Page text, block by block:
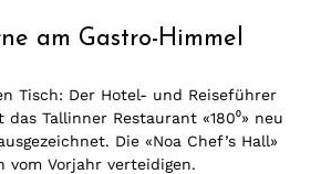
am Gastro-Himmel
Tisch: Der Hotel- und Reiseführer
Tallinner Restaurant «180⁰» neu
Die «Noa Chef’s Hall»
vom Vorjahr verteidigen.